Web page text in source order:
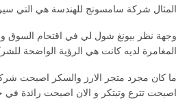
المثال شركة سامسونج للهندسة هي التي
وجهة نظر بيونغ شول لي في اقتحام السوق
المغامرة لديه كانت هي الرؤية الواضحة
ما كان مجرد متجر الارز والسكر اصبحت
اصبحت تترع وتبتكر و الان اصبحت رائدة في